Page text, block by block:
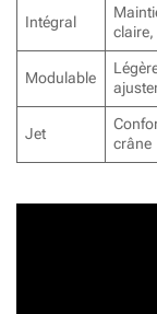
Intégral
Modulable
Jet
crâne